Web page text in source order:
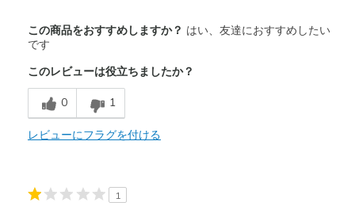
Attractive Design
Breathe Well
Comfortable
Durable
以下に最適
この商品をおすすめしますか？ はい、友達におすすめしたい
です
このレビューは役立ちましたか？
0 1
レビューにフラグを付ける
1